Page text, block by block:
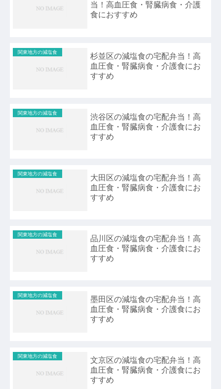
当！高血圧食・腎臓病食・介護
食におすすめ
関東地方の減塩食
杉並区の減塩食の宅配弁当！高
血圧食・腎臓病食・介護食にお
すすめ
関東地方の減塩食
渋谷区の減塩食の宅配弁当！高
血圧食・腎臓病食・介護食にお
すすめ
関東地方の減塩食
大田区の減塩食の宅配弁当！高
血圧食・腎臓病食・介護食にお
すすめ
関東地方の減塩食
品川区の減塩食の宅配弁当！高
血圧食・腎臓病食・介護食にお
すすめ
関東地方の減塩食
墨田区の減塩食の宅配弁当！高
血圧食・腎臓病食・介護食にお
すすめ
関東地方の減塩食
文京区の減塩食の宅配弁当！高
血圧食・腎臓病食・介護食にお
すすめ